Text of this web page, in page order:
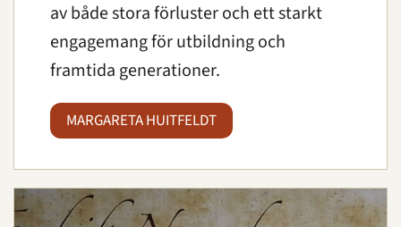
av både stora förluster och ett starkt
engagemang för utbildning och
framtida generationer.
MARGARETA HUITFELDT